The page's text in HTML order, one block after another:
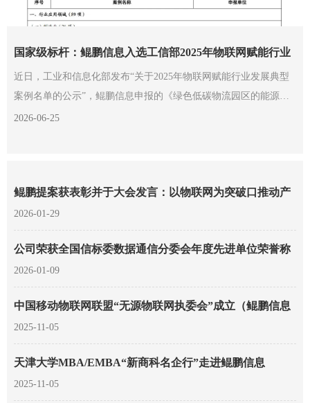
鲲鹏提案获表彰并于大会发言：以物联网为突破口推动产
业集群发展
2026-01-29
公司荣获全国信标委数据通信分委会年度先进单位荣誉称
号
2026-01-09
中国移动物联网联盟“无源物联网执委会”成立（鲲鹏信息
参与发起）
2025-11-05
天津大学MBA/EMBA“新商科名企行”走进鲲鹏信息
2025-11-05
国家级标杆：鲲鹏信息入选工信部2025年物联网赋能行业
发展典型案例
近日，工业和信息化部发布“关于2025年物联网赋能行业发展典型
案例名单的公示”，鲲鹏信息申报的《绿色低碳物流园区的能源应
用管理关键技术研究及工程应用》成功入选，成为全国制造业类标
2026-06-25